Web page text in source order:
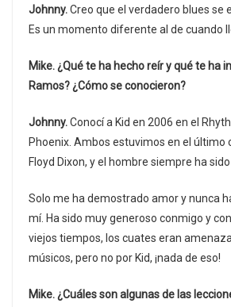
Johnny.Creo que el verdadero blues se
Es un momento diferente al de cuando
Mike. ¿Qué te ha hecho reír y qué te ha
Ramos? ¿Cómo se conocieron?
Johnny.Conocí a Kid en 2006 en el
Phoenix. Ambos estuvimos en el último
Floyd Dixon, y el hombre siempre ha
Solo me ha demostrado amor y nunca
mí. Ha sido muy generoso conmigo y
viejos tiempos, los cuates eran
músicos, pero no por Kid, ¡nada de eso!
Mike. ¿Cuáles son algunas de las